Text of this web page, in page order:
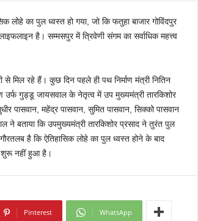
लोहे का पुल ध्वस्त हो गया, जो कि फतुहा बाजार गोविंदपुर
है। सम्मसपुर में त्रिवेणी संगम का सर्वाधिक महत्त्व
मिल रहे हैं। कुछ दिन पहले ही पथ निर्माण मंत्री नितिन
उर्फ गुड्डू जायसवाल के नेतृत्व में उप मुख्यमंत्री तारकिशोर
पासवान, महेंद्र पासवान, सुमित पासवान, सिक्को पासवान
बताया कि उपमुख्यमंत्री तारकिशोर प्रसाद ने तुरंत पुल
गौरतलब है कि ऐतिहासिक लोहे का पुल ध्वस्त होने के बाद
शुरू नहीं हुआ है।
Pinterest WhatsApp